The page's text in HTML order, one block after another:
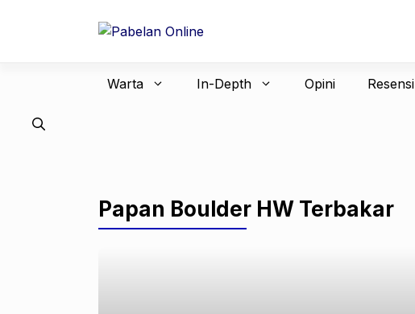
Warta In-Depth Opini Resensi
Papan Boulder HW Terbakar